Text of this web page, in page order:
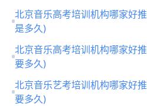
北京音乐高考培训机构哪家好
是多久)
北京音乐高考培训机构哪家好
要多久)
北京音乐艺考培训机构哪家好
要多久)